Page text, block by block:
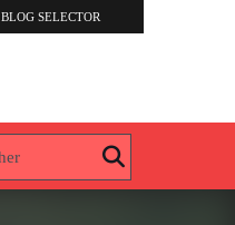
BLOG SELECTOR